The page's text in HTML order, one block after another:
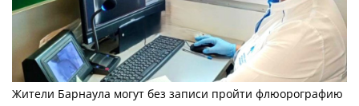
Жители Барнаула могут без записи пройти флюорографию